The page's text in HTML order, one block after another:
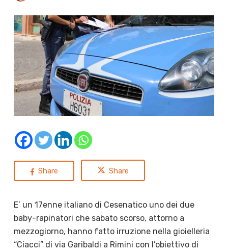
Share Share
E’ un 17enne italiano di Cesenatico uno dei due
baby-rapinatori che sabato scorso, attorno a
mezzogiorno, hanno fatto irruzione nella gioielleria
“Ciacci” di via Garibaldi a Rimini con l’obiettivo di